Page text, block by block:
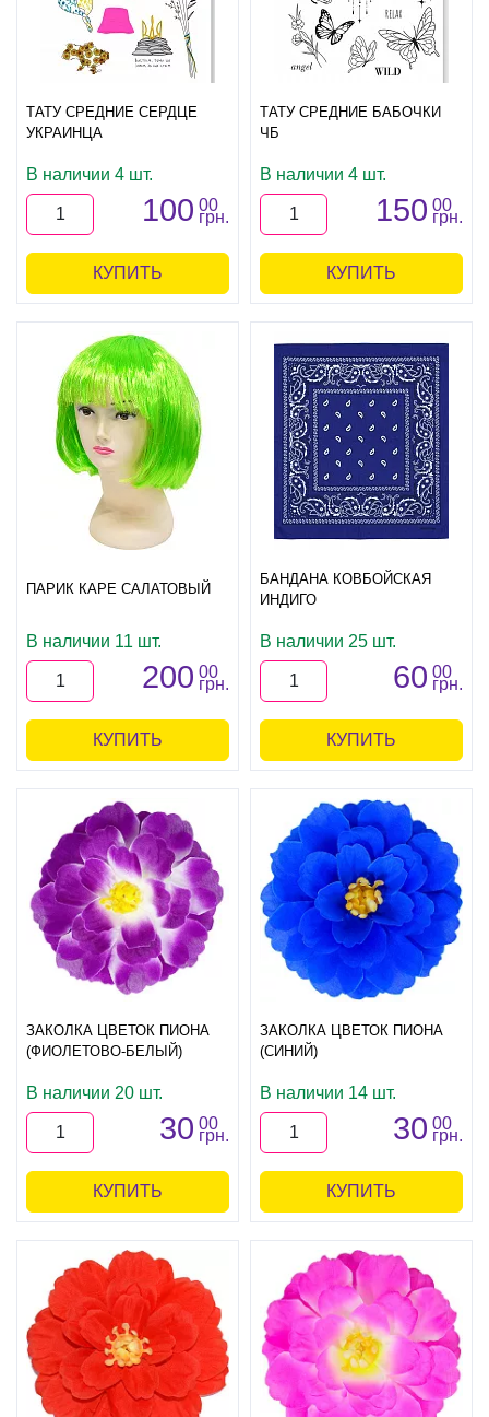
ТАТУ СРЕДНИЕ СЕРДЦЕ
УКРАИНЦА
В наличии 4 шт.
100 00
грн.
КУПИТЬ
ТАТУ СРЕДНИЕ БАБОЧКИ
ЧБ
В наличии 4 шт.
150 00
грн.
КУПИТЬ
ПАРИК КАРЕ САЛАТОВЫЙ
В наличии 11 шт.
200 00
грн.
КУПИТЬ
БАНДАНА КОВБОЙСКАЯ
ИНДИГО
В наличии 25 шт.
60 00
грн.
КУПИТЬ
ЗАКОЛКА ЦВЕТОК ПИОНА
(ФИОЛЕТОВО-БЕЛЫЙ)
В наличии 20 шт.
30 00
грн.
КУПИТЬ
ЗАКОЛКА ЦВЕТОК ПИОНА
(СИНИЙ)
В наличии 14 шт.
30 00
грн.
КУПИТЬ